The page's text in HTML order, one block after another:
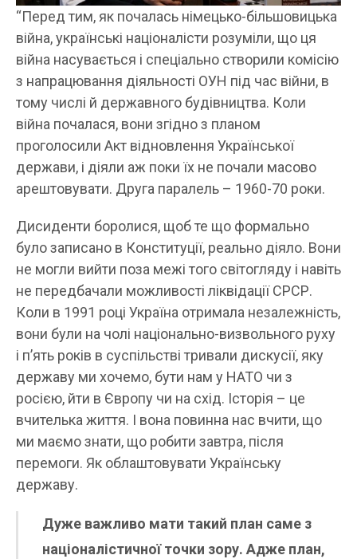
“Перед тим, як почалась німецько-більшовицька
війна, українські націоналісти розуміли, що ця
війна насувається і спеціально створили комісію
з напрацювання діяльності ОУН під час війни, в
тому числі й державного будівництва. Коли
війна почалася, вони згідно з планом
проголосили Акт відновлення Української
держави, і діяли аж поки їх не почали масово
арештовувати. Друга паралель – 1960-70 роки.
Дисиденти боролися, щоб те що формально
було записано в Конституції, реально діяло. Вони
не могли вийти поза межі того світогляду і навіть
не передбачали можливості ліквідації СРСР.
Коли в 1991 році Україна отримала незалежність,
вони були на чолі національно-визвольного руху
і п’ять років в суспільстві тривали дискусії, яку
державу ми хочемо, бути нам у НАТО чи з
росією, йти в Європу чи на схід. Історія – це
вчителька життя. І вона повинна нас вчити, що
ми маємо знати, що робити завтра, після
перемоги. Як облаштовувати Українську
державу.
Дуже важливо мати такий план саме з
націоналістичної точки зору. Адже план,